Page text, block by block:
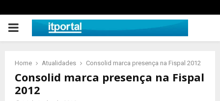
PRIMARY
Home Atualidades Consolid marca presença na Fispal 2012
Consolid marca presença na Fispal
2012